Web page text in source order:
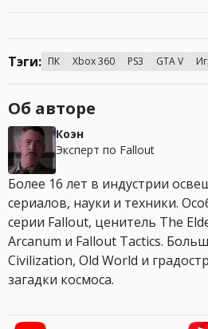
Тэги: ПК Xbox 360 PS3 GTA V
Об авторе
Коэн
Эксперт по Fallout
Более 16 лет в индустрии
сериалов, науки и техники.
серии Fallout, ценитель The
Arcanum и Fallout Tactics.
Civilization, Old World и
загадки космоса.